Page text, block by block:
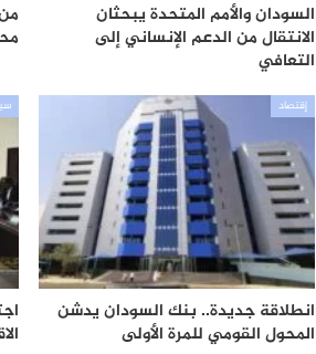
السودان والأمم المتحدة يبحثان
الانتقال من الدعم الإنساني إلى
التعافي
إقتصاد
انطلاقة جديدة.. بنك السودان يدشن
المحول القومي للمرة الأولى